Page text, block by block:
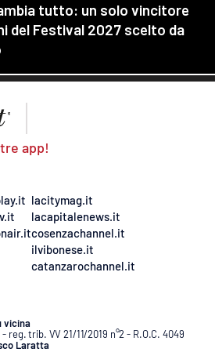
app!
lacitymag.it
lacapitalenews.it
cosenzachannel.it
ilvibonese.it
catanzarochannel.it
vicina
trib. VV 21/11/2019 n°2 - R.O.C. 4049
Laratta